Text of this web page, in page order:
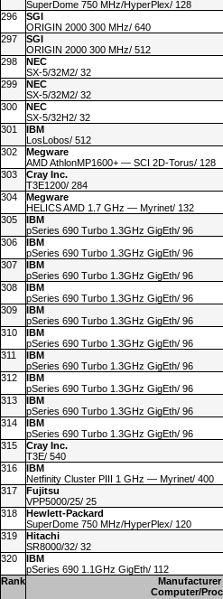
SuperDome 750 MHz/HyperPlex/ 128
296
SGI
ORIGIN 2000 300 MHz/ 640
297
SGI
ORIGIN 2000 300 MHz/ 512
298
NEC
SX-5/32M2/ 32
299
NEC
SX-5/32M2/ 32
300
NEC
SX-5/32H2/ 32
301
IBM
LosLobos/ 512
302
Megware
AMD AthlonMP1600+ — SCI 2D-Torus/ 128
303
Cray Inc.
T3E1200/ 284
304
Megware
HELICS AMD 1.7 GHz — Myrinet/ 132
305
IBM
pSeries 690 Turbo 1.3GHz GigEth/ 96
306
IBM
pSeries 690 Turbo 1.3GHz GigEth/ 96
307
IBM
pSeries 690 Turbo 1.3GHz GigEth/ 96
308
IBM
pSeries 690 Turbo 1.3GHz GigEth/ 96
309
IBM
pSeries 690 Turbo 1.3GHz GigEth/ 96
310
IBM
pSeries 690 Turbo 1.3GHz GigEth/ 96
311
IBM
pSeries 690 Turbo 1.3GHz GigEth/ 96
312
IBM
pSeries 690 Turbo 1.3GHz GigEth/ 96
313
IBM
pSeries 690 Turbo 1.3GHz GigEth/ 96
314
IBM
pSeries 690 Turbo 1.3GHz GigEth/ 96
315
Cray Inc.
T3E/ 540
316
IBM
Netfinity Cluster PIII 1 GHz — Myrinet/ 400
317
Fujitsu
VPP5000/25/ 25
318
Hewlett-Packard
SuperDome 750 MHz/HyperPlex/ 120
319
Hitachi
SR8000/32/ 32
320
IBM
pSeries 690 1.1GHz GigEth/ 112
Rank
Manufacturer
Computer/